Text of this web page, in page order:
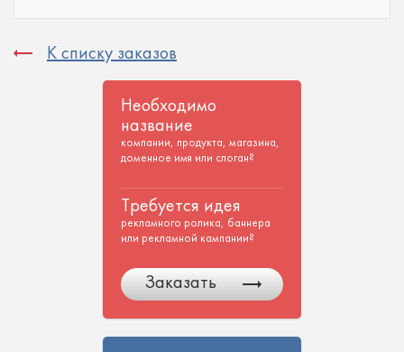
К списку заказов
Необходимо
название
компании, продукта, магазина,
доменное имя или слоган?
Требуется идея
рекламного ролика, баннера
или рекламной кампании?
Заказать